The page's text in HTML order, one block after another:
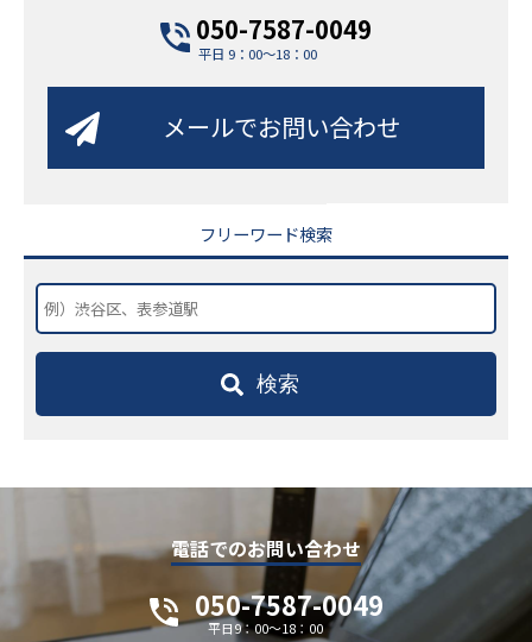
050-7587-0049
平日 9：00～18：00
メールでお問い合わせ
フリーワード検索
検索
電話でのお問い合わせ
050-7587-0049
平日9：00～18：00